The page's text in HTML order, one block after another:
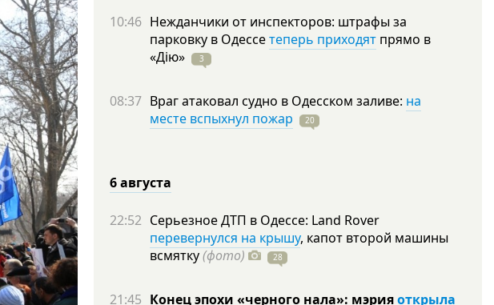
10:46 Нежданчики от инспекторов: штрафы за
парковку в Одессетеперь приходят прямо в
«Дію»
3
08:37 Враг атаковал судно в Одесском заливе: на
месте вспыхнул пожар
20
6 августа
22:52 Серьезное ДТП в Одессе: Land Rover
перевернулся на крышу, капот второй машины
всмятку(фото) 28
21:45 Конец эпохи «черного нала»: мэрияоткрыла